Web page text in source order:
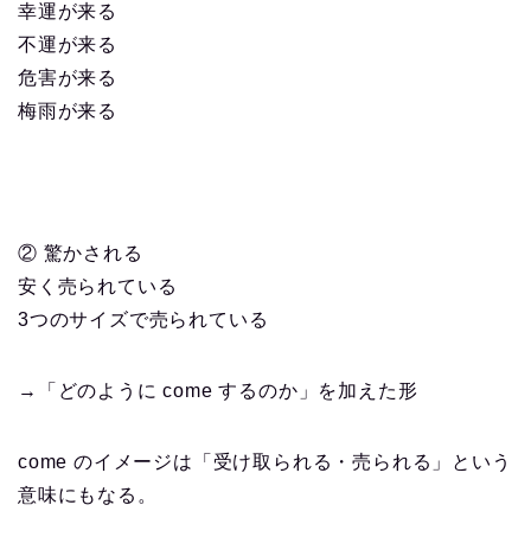
幸運が来る
不運が来る
危害が来る
梅雨が来る
② 驚かされる
安く売られている
3つのサイズで売られている
→「どのように come するのか」を加えた形
come のイメージは「受け取られる・売られる」という
意味にもなる。